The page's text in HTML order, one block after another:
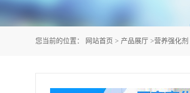
您当前的位置： 网站首页 > 产品展厅 >营养强化剂